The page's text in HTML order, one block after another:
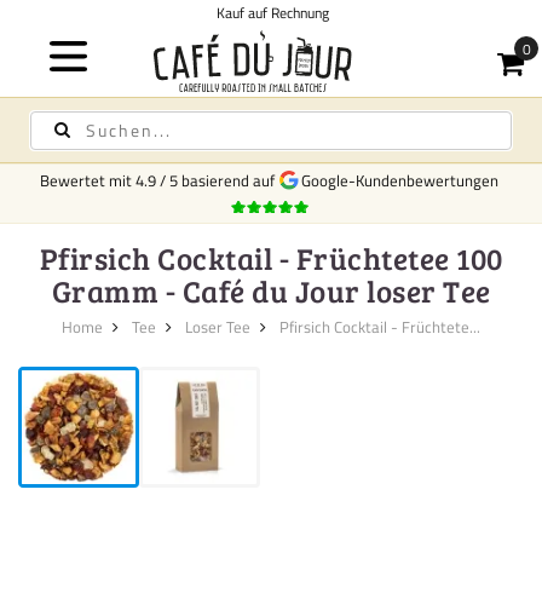
Kauf auf Rechnung
Bewertet mit4.9/5 basierend auf Google-Kundenbewertungen
Pfirsich Cocktail - Früchtetee 100
Gramm - Café du Jour loser Tee
Home Tee Loser Tee Pfirsich Cocktail - Früchtete...